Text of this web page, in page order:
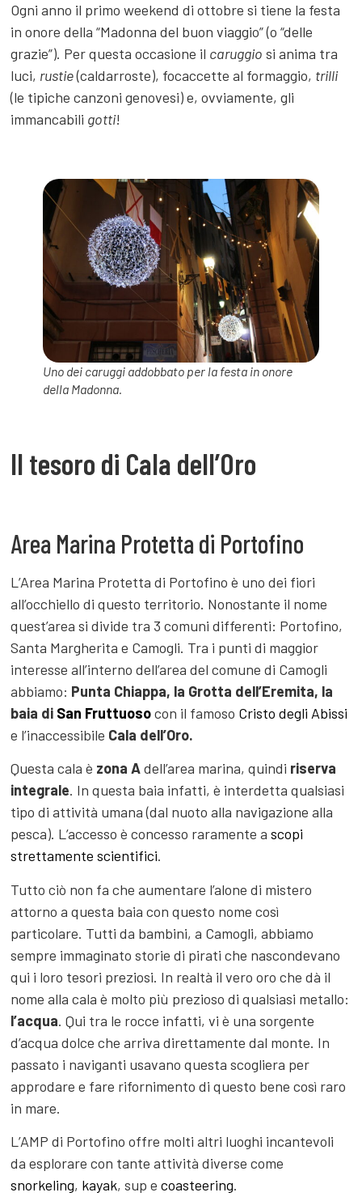
Ogni anno il primo weekend di ottobre si tiene la festa
in onore della “Madonna del buon viaggio” (o “delle
grazie”). Per questa occasione il caruggio si anima tra
luci, rustie(caldarroste), focaccette al formaggio, trilli
(le tipiche canzoni genovesi) e, ovviamente, gli
immancabili gotti!
Uno dei caruggi addobbato per la festa in onore
della Madonna.
Il tesoro di Cala dell’Oro
Area Marina Protetta di Portofino
L’Area Marina Protetta di Portofino è uno dei fiori
all’occhiello di questo territorio. Nonostante il nome
quest’area si divide tra 3 comuni differenti: Portofino,
Santa Margherita e Camogli. Tra i punti di maggior
interesse all’interno dell’area del comune di Camogli
abbiamo: Punta Chiappa, la Grotta dell’Eremita, la
baia di San Fruttuosocon il famoso Cristo degli Abissi
e l’inaccessibile Cala dell’Oro.
Questa cala è zona Adell’area marina, quindi riserva
integrale. In questa baia infatti, è interdetta qualsiasi
tipo di attività umana (dal nuoto alla navigazione alla
pesca). L’accesso è concesso raramente a scopi
strettamente scientifici.
Tutto ciò non fa che aumentare l’alone di mistero
attorno a questa baia con questo nome così
particolare. Tutti da bambini, a Camogli, abbiamo
sempre immaginato storie di pirati che nascondevano
qui i loro tesori preziosi. In realtà il vero oro che dà il
nome alla cala è molto più prezioso di qualsiasi metallo:
l’acqua. Qui tra le rocce infatti, vi è una sorgente
d’acqua dolce che arriva direttamente dal monte. In
passato i naviganti usavano questa scogliera per
approdare e fare rifornimento di questo bene così raro
in mare.
L’AMP di Portofino offre molti altri luoghi incantevoli
da esplorare con tante attività diverse come
snorkeling, kayak, sup ecoasteering.